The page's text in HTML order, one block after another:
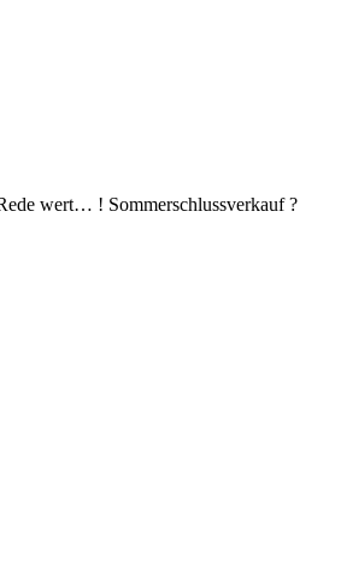
wert… ! Sommerschlussverkauf ?